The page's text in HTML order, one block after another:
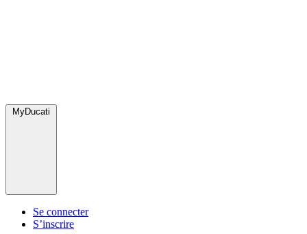
MyDucati
Se connecter
S’inscrire